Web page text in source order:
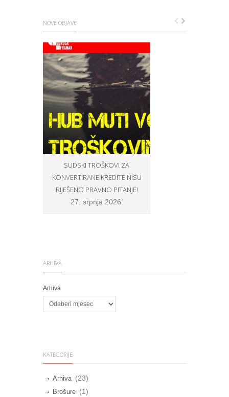
NOVE OBJAVE
SUDSKI TROŠKOVI ZA
KONVERTIRANE KREDITE NISU
RIJEŠENO PRAVNO PITANJE!
27. srpnja 2026.
ARHIVA
Arhiva
KATEGORIJE
Arhiva (23)
Brošure (1)